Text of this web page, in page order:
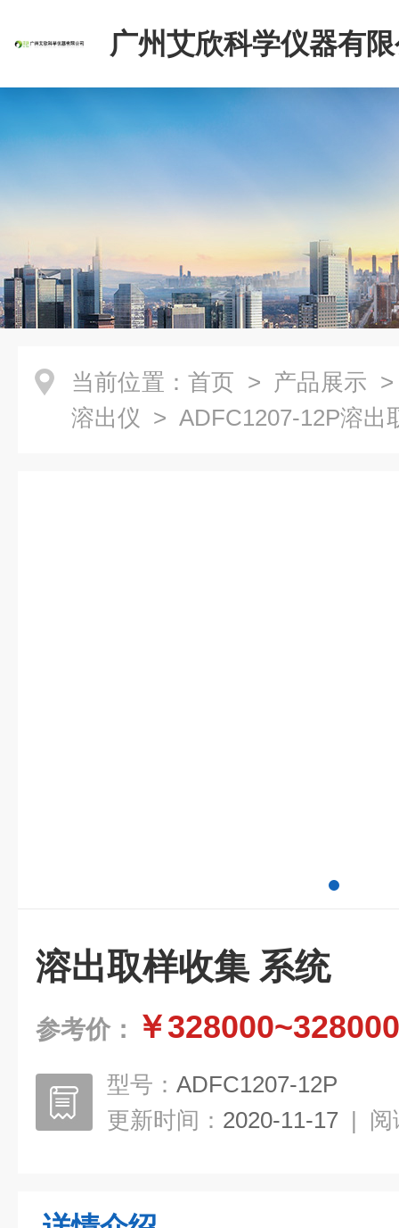
广州艾欣科学仪器有
当前位置： 首页 > 产品展示
溶出仪 > ADFC1207-12P溶出
溶出取样收集 系统
参考价： ￥328000~328000
型号： ADFC1207-12P
更新时间： 2020-11-17 | 阅